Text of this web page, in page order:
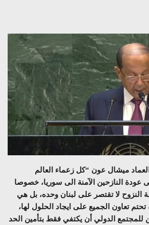
ميشال عون “كل زعماء العالم
عودة النازحين الآمنة الى سوريا، خصوصا
النزوح لا تقتصر على لبنان وحده، بل هي
تعاون الجميع على ايجاد الحلول لها،
للمجتمع الدولي أن يكتفي فقط بتأمين الحد